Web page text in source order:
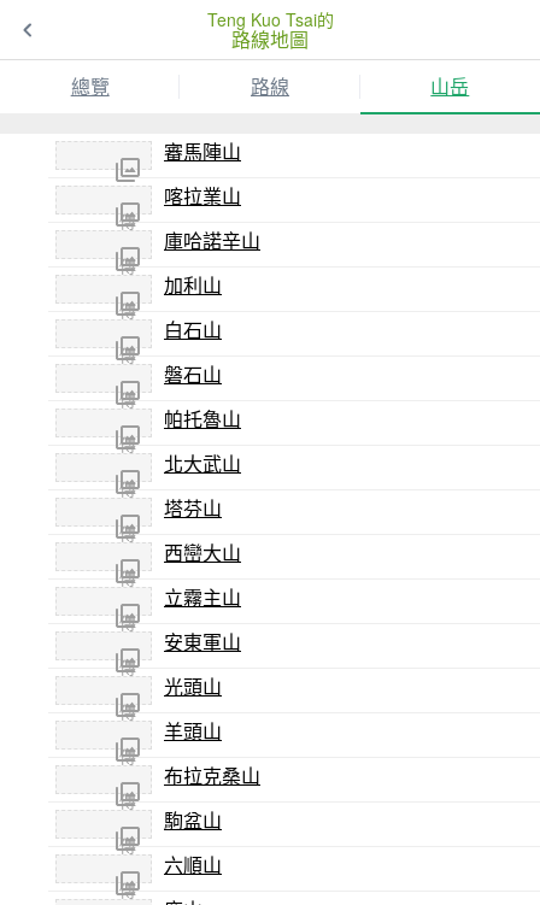
Teng Kuo Tsai的
路線地圖
總覽
路線 山岳
尚未
傳
照片
審馬陣山
尚未
傳
照片
喀拉業山
尚未
傳
照片
庫哈諾辛山
尚未
傳
照片
加利山
尚未
傳
照片
白石山
尚未
傳
照片
磐石山
尚未
傳
照片
帕托魯山
尚未
傳
照片
北大武山
尚未
傳
照片
塔芬山
尚未
傳
照片
西巒大山
尚未
傳
照片
立霧主山
尚未
傳
照片
安東軍山
尚未
傳
照片
光頭山
尚未
傳
照片
羊頭山
尚未
傳
照片
布拉克桑山
尚未
傳
駒盆山
六順山